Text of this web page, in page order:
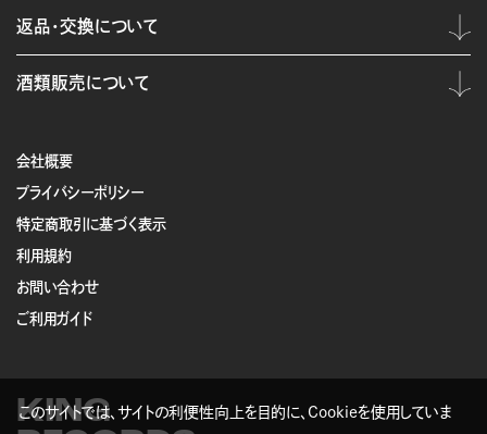
会社概要
プライバシーポリシー
特定商取引に基づく表示
利用規約
お問い合わせ
ご利用ガイド
KING
返品・交換について
酒類販売について
このサイトでは、サイトの利便性向上を目的に、Cookieを使用していま